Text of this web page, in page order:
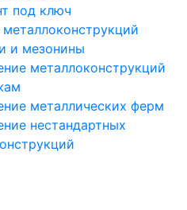
под ключ
и мезонины
металлоконструкций
металлических ферм
нестандартных